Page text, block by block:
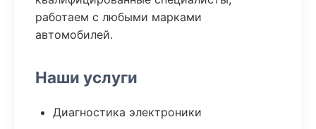
работаем с любыми марками
автомобилей.
Наши услуги
Диагностика электроники